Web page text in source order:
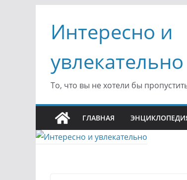
содержимому
Интересно и
увлекательно
То, что вы не хотели бы
ГЛАВНАЯ